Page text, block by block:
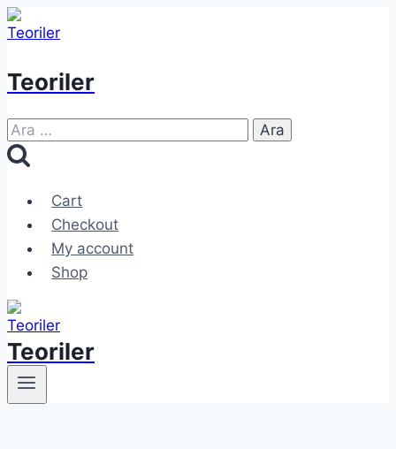
Skip
to
Teoriler
Arama:
Cart
Checkout
My account
Shop
Teoriler